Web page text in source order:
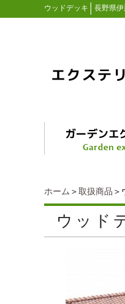
ウッドデッキ 長野県
ホーム ＞取扱商品 ＞
ウッド